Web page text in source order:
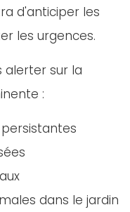
d'anticiper les
les urgences.
alerter sur la
:
dans le jardin